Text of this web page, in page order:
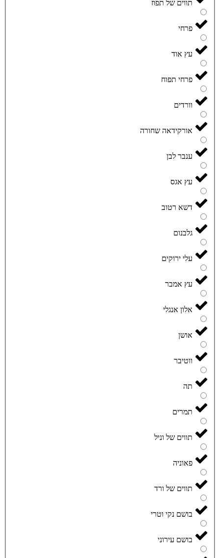
תווים של תפוז
פרחי
עץ אוד
פרחי תפוח
וורדים
אורקידאה שחורה
ענבר לבן
עץ אגס
דשא רטוב
גלבנום
עלי ירוקים
עץ אמבר
אלון אנגלי
אושן
ווטיבר
תה
תמרים
תווים של וניל
פאוניה
תווים של ורד
בושם נקי וטרי
בושם עירוני